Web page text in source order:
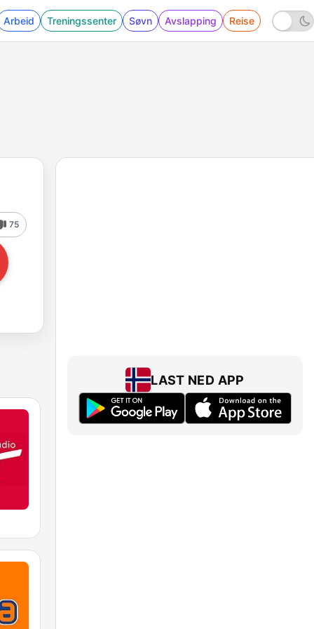
Arbeid Treningssenter Søvn Avslapping Reise
75
LAST NED APP